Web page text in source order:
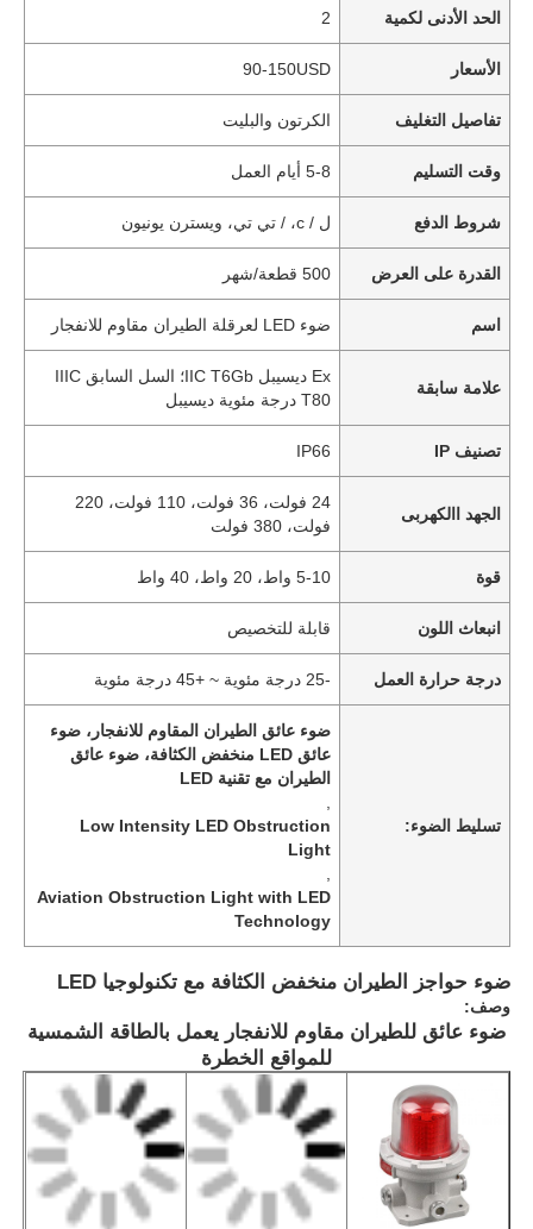
الحد الأدنى لكمية 2
الأسعار 90-150USD
تفاصيل التغليف الكرتون والبليت
وقت التسليم 5-8 أيام العمل
شروط الدفع ل / c، / تي تي، ويسترن يونيون
القدرة على العرض 500 قطعة/شهر
اسم ضوء LED لعرقلة الطيران مقاوم للانفجار
علامة سابقة
Ex ديسيبل IIC T6Gb؛ السل السابق IIIC
T80 درجة مئوية ديسيبل
تصنيف IP IP66
الجهد االكهربى
24 فولت، 36 فولت، 110 فولت، 220
فولت، 380 فولت
قوة 5-10 واط، 20 واط، 40 واط
انبعاث اللون قابلة للتخصيص
درجة حرارة العمل -25 درجة مئوية ~ +45 درجة مئوية
تسليط الضوء:
ضوء عائق الطيران المقاوم للانفجار، ضوء
عائق LED منخفض الكثافة، ضوء عائق
الطيران مع تقنية LED
Low Intensity LED Obstruction
Light
Aviation Obstruction Light with LED
Technology
ضوء حواجز الطيران منخفض الكثافة مع تكنولوجيا LED
وصف:
ضوء عائق للطيران مقاوم للانفجار يعمل بالطاقة الشمسية
للمواقع الخطرة